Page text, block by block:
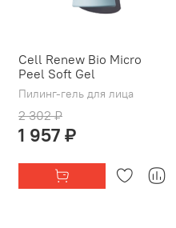
Cell Renew Bio Micro
Peel Soft Gel
Пилинг-гель для лица
2 302 ₽
1 957 ₽